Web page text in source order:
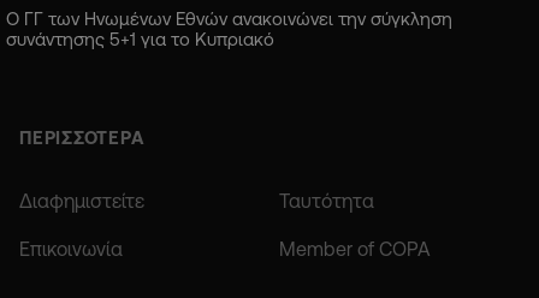
Ο ΓΓ των Ηνωμένων Εθνών ανακοινώνει την σύγκληση
συνάντησης 5+1 για το Κυπριακό
ΠΕΡΙΣΣΟΤΕΡΑ
Διαφημιστείτε Ταυτότητα
Επικοινωνία Member of COPA